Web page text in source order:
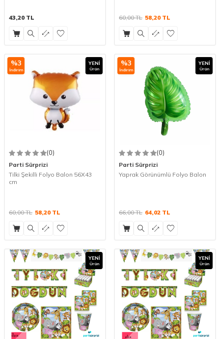
43,20 TL 60,00TL 58,20TL
%3
İndirim
YENI
Ürün
(0)
Parti Sürprizi
Tilki Şekilli Folyo Balon 56X43
cm
60,00TL 58,20TL
%3
İndirim
YENI
Ürün
(0)
Parti Sürprizi
Yaprak Görünümlü Folyo Balon
66,00TL 64,02 TL
YENI
Ürün
YENI
Ürün